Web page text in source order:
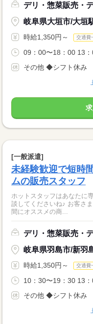
デリ・惣菜販売・
岐阜県大垣市/大垣
時給1,350円～ 交通費
09：00〜18：00 13
その他 ◆シフト休み
[一般派遣]
未経験歓迎で短時
ムの販売スタッフ
ホットスタッフはあなたに
談してくださいね♪ お客さまがアイスの種類や大きさを決めて いる
間にオススメの商...
デリ・惣菜販売・
岐阜県羽島市/新羽
時給1,350円～ 交通費
10：30〜19：30 13
その他 ◆シフト休み